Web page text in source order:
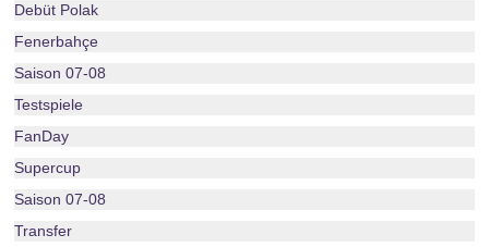
Debüt Polak
Fenerbahçe
Saison 07-08
Testspiele
FanDay
Supercup
Saison 07-08
Transfer